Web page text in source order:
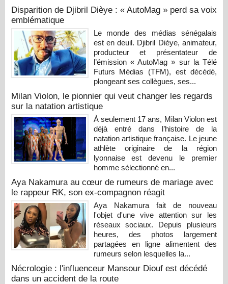
Disparition de Djibril Dièye : « AutoMag » perd sa voix
emblématique
Le monde des médias sénégalais
est en deuil. Djibril Dièye, animateur,
producteur et présentateur de
l’émission « AutoMag » sur la Télé
Futurs Médias (TFM), est décédé,
plongeant ses collègues, ses...
Milan Violon, le pionnier qui veut changer les regards
sur la natation artistique
À seulement 17 ans, Milan Violon est
déjà entré dans l’histoire de la
natation artistique française. Le jeune
athlète originaire de la région
lyonnaise est devenu le premier
homme sélectionné en...
Aya Nakamura au cœur de rumeurs de mariage avec
le rappeur RK, son ex-compagnon réagit
Aya Nakamura fait de nouveau
l'objet d'une vive attention sur les
réseaux sociaux. Depuis plusieurs
heures, des photos largement
partagées en ligne alimentent des
rumeurs selon lesquelles la...
Nécrologie : l'influenceur Mansour Diouf est décédé
dans un accident de la route